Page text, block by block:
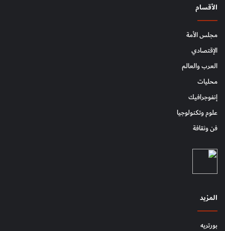
الأقسام
مجلس الأمة
الإقتصادي
العرب والعالم
محليات
إنفوجرافيك
علوم وتكنولوجيا
فن وثقافة
المزيد
بورتريه